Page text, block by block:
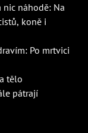
náhodě: Na
koně i
Po mrtvici
tělo
pátrají